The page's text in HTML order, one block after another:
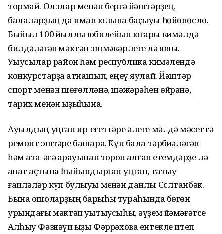
тормай. Ололар менән бергә йәштәрҙең,
балаларҙың да иман юлына баҫыуы һөйөнөслө.
Быйыл 100 йыллыҡ юбилейын юғары кимәлдә
билдәләгән мәктәп эшмәкәрлеге лә яҡшы.
Уҡыусылар район һәм республика кимәлендә
конкурстарҙа ҡатнашып, еңеү яулай. Йәштәр
спорт менән шөғөлләнә, шәжәрәһен өйрәнә,
тарих менән ҡыҙыҡһына.
Ауылдың уңған ир-егеттәре әлеге мәлдә мәсеттә
ремонт эштәре башҡара. Күп бала тәрбиәләгән
һәм ата-әсә ҡарауынан тороп ҡалған етемдәрҙе лә
ҡанат аҫтына һыйындырған уңған, татыу
ғаиләләр күп булыуы менән данлы Солтанбәк.
Бына ошоларҙың барыһы тураһында бөгөн
урындағы мәктәп уҡытыусыһы, әүҙем йәмәғәтсе
Алһыу Фәзнәүи ҡыҙы Фәррәхова ентекле итеп